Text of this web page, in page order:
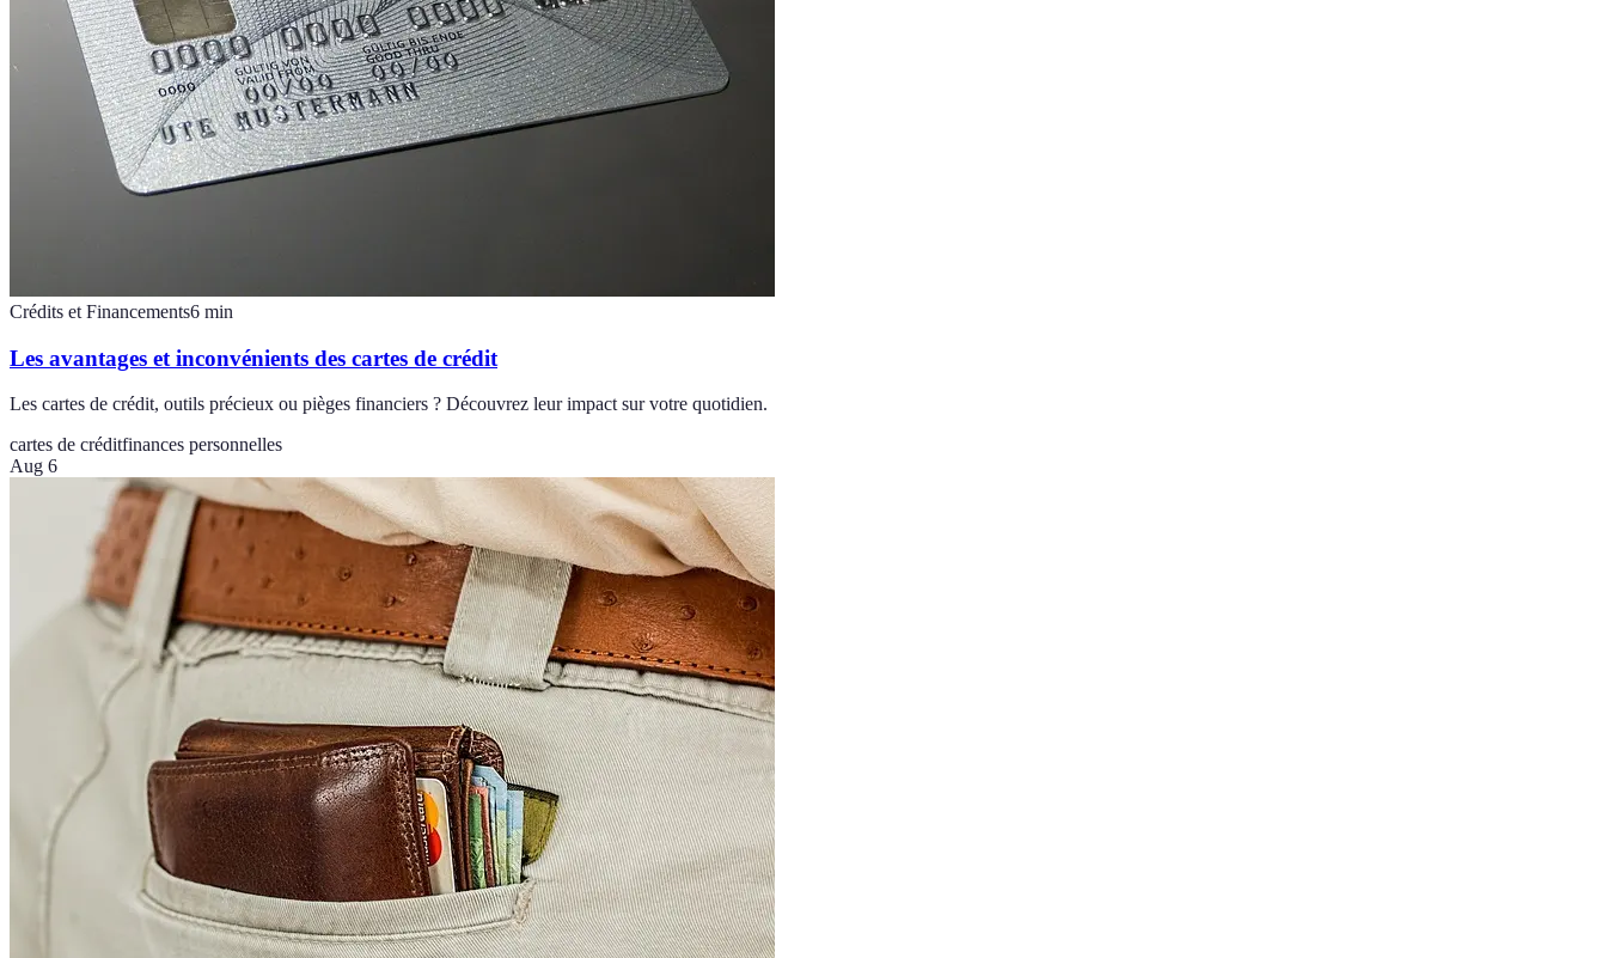
Crédits et Financements6 min
Les avantages et inconvénients des cartes de crédit
Les cartes de crédit, outils précieux ou pièges financiers ? Découvrez leur impact sur votre quotidien.
cartes de créditfinances personnelles
Aug 6